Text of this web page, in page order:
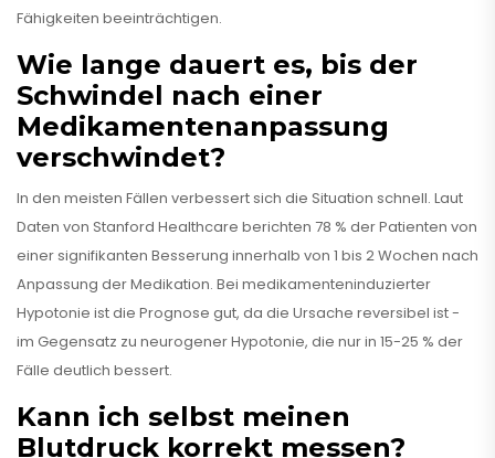
Fähigkeiten beeinträchtigen.
Wie lange dauert es, bis der
Schwindel nach einer
Medikamentenanpassung
verschwindet?
In den meisten Fällen verbessert sich die Situation schnell. Laut
Daten von Stanford Healthcare berichten 78 % der Patienten von
einer signifikanten Besserung innerhalb von 1 bis 2 Wochen nach
Anpassung der Medikation. Bei medikamenteninduzierter
Hypotonie ist die Prognose gut, da die Ursache reversibel ist -
im Gegensatz zu neurogener Hypotonie, die nur in 15-25 % der
Fälle deutlich bessert.
Kann ich selbst meinen
Blutdruck korrekt messen?